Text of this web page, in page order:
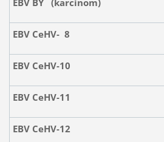
EBV BY (karcinom)
EBV CeHV- 8
EBV CeHV-10
EBV CeHV-11
EBV CeHV-12